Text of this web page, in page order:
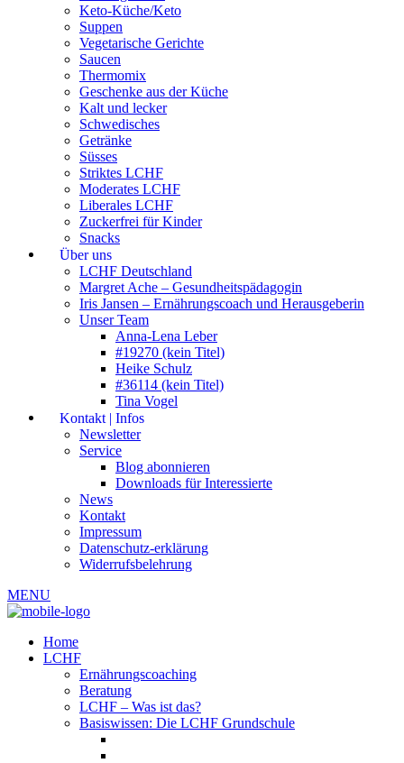
Keto-Küche/Keto
Suppen
Vegetarische Gerichte
Saucen
Thermomix
Geschenke aus der Küche
Kalt und lecker
Schwedisches
Getränke
Süsses
Striktes LCHF
Moderates LCHF
Liberales LCHF
Zuckerfrei für Kinder
Snacks
Über uns
LCHF Deutschland
Margret Ache – Gesundheitspädagogin
Iris Jansen – Ernährungscoach und Herausgeberin
Unser Team
Anna-Lena Leber
#19270 (kein Titel)
Heike Schulz
#36114 (kein Titel)
Tina Vogel
Kontakt | Infos
Newsletter
Service
Blog abonnieren
Downloads für Interessierte
News
Kontakt
Impressum
Datenschutz-erklärung
Widerrufsbelehrung
MENU
Home
LCHF
Ernährungscoaching
Beratung
LCHF – Was ist das?
Basiswissen: Die LCHF Grundschule